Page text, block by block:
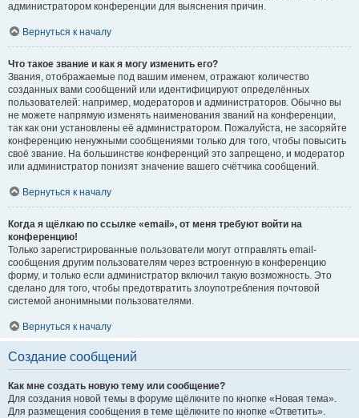
администратором конференции для выяснения причин.
Вернуться к началу
Что такое звание и как я могу изменить его?
Звания, отображаемые под вашим именем, отражают количество
созданных вами сообщений или идентифицируют определённых
пользователей: например, модераторов и администраторов. Обычно вы
не можете напрямую изменять наименования званий на конференции,
так как они установлены её администратором. Пожалуйста, не засоряйте
конференцию ненужными сообщениями только для того, чтобы повысить
своё звание. На большинстве конференций это запрещено, и модератор
или администратор понизят значение вашего счётчика сообщений.
Вернуться к началу
Когда я щёлкаю по ссылке «email», от меня требуют войти на
конференцию!
Только зарегистрированные пользователи могут отправлять email-
сообщения другим пользователям через встроенную в конференцию
форму, и только если администратор включил такую возможность. Это
сделано для того, чтобы предотвратить злоупотребления почтовой
системой анонимными пользователями.
Вернуться к началу
Создание сообщений
Как мне создать новую тему или сообщение?
Для создания новой темы в форуме щёлкните по кнопке «Новая тема».
Для размещения сообщения в теме щёлкните по кнопке «Ответить».